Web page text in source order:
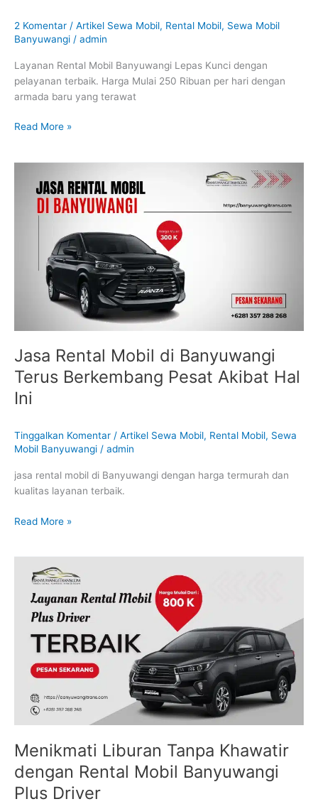
2 Komentar / Artikel Sewa Mobil, Rental Mobil, Sewa Mobil
Banyuwangi / admin
Layanan Rental Mobil Banyuwangi Lepas Kunci dengan
pelayanan terbaik. Harga Mulai 250 Ribuan per hari dengan
armada baru yang terawat
Read More »
Jasa Rental Mobil di Banyuwangi
Terus Berkembang Pesat Akibat Hal
Ini
Tinggalkan Komentar / Artikel Sewa Mobil, Rental Mobil, Sewa
Mobil Banyuwangi / admin
jasa rental mobil di Banyuwangi dengan harga termurah dan
kualitas layanan terbaik.
Rental
Mobil
Banyuwangi
Berkembang
Read More »
Menikmati Liburan Tanpa Khawatir
dengan Rental Mobil Banyuwangi
Plus Driver
Liburan
Tanpa
Khawatir
Banyuwangi
Driver